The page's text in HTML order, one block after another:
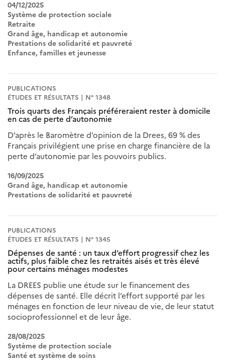
04/12/2025
Système de protection sociale
Retraite
Grand âge, handicap et autonomie
Prestations de solidarité et pauvreté
Enfance, familles et jeunesse
PUBLICATIONS
ÉTUDES ET RÉSULTATS | N° 1348
Trois quarts des Français préféreraient rester à domicile
en cas de perte d’autonomie
D’après le Baromètre d’opinion de la Drees, 69 % des
Français privilégient une prise en charge financière de la
perte d’autonomie par les pouvoirs publics.
16/09/2025
Grand âge, handicap et autonomie
Prestations de solidarité et pauvreté
PUBLICATIONS
ÉTUDES ET RÉSULTATS | N° 1345
Dépenses de santé : un taux d’effort progressif chez les
actifs, plus faible chez les retraités aisés et très élevé
pour certains ménages modestes
La DREES publie une étude sur le financement des
dépenses de santé. Elle décrit l’effort supporté par les
ménages en fonction de leur niveau de vie, de leur statut
socioprofessionnel et de leur âge.
28/08/2025
Système de protection sociale
Santé et système de soins